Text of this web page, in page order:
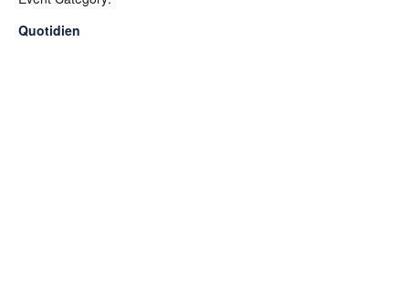
Quotidien